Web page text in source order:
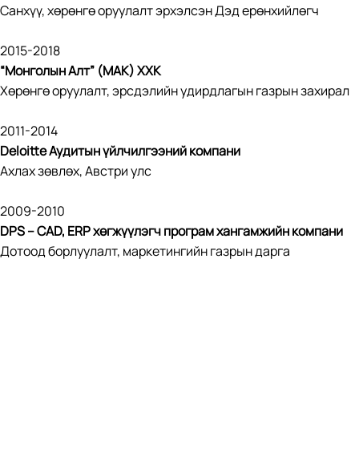
Санхүү, хөрөнгө оруулалт эрхэлсэн Дэд ерөнхийлөгч
2015-2018
“Монголын Алт” (МАК) ХХК
Хөрөнгө оруулалт, эрсдэлийн удирдлагын газрын захирал
2011-2014
Deloitte Аудитын үйлчилгээний компани
Ахлах зөвлөх, Австри улс
2009-2010
DPS – CAD, ERP хөгжүүлэгч програм хангамжийн компани
Дотоод борлуулалт, маркетингийн газрын дарга